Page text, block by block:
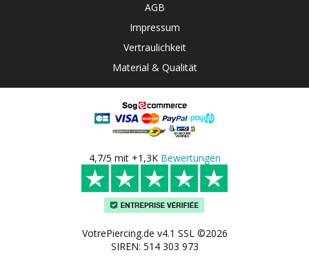
AGB
Impressum
Vertraulichkeit
Material & Qualität
4,7/5 mit +1,3K Bewertungen
VotrePiercing.de v4.1 SSL ©2026
SIREN: 514 303 973